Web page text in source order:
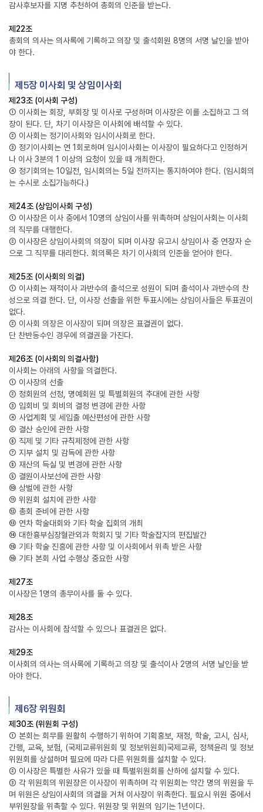
감사후보자를 지명 추천하여 총회의 인준을 받는다.
제22조
총회의 의사는 의사록에 기록하고 의장 및 출석회원 8명의 서명 날인을 받아
야 한다.
제5장 이사회 및 상임이사회
제23조 (이사회 구성)
① 이사회는 회장, 부회장 및 이사로 구성하며 이사장은 이를 소집하고 그 의
장이 된다. 단, 차기 이사장은 이사회에 배석할 수 있다.
② 이사회는 정기이사회와 임시이사회로 한다.
③ 정기이사회는 연 1회로하며 임시이사회는 이사장이 필요하다고 인정하거
나 이사 3분의 1 이상의 요청이 있을 때 개최한다.
④ 정기회의는 10일전, 임시회의는 5일 전까지는 통지하여야 한다. (임시회의
는 수시로 소집가능하다.)
제24조 (상임이사회 구성)
① 이사장은 이사 중에서 10명의 상임이사를 위촉하며 상임이사회는 이사회
의 직무를 대행한다.
② 이사장은 상임이사회의 의장이 되며 이사장 유고시 상임이사 중 연장자 순
으로 그 직무를 대리한다. 회의록은 차기 이사회의 인준을 얻어야 한다.
제25조 (이사회의 의결)
① 이사회는 재적이사 과반수의 출석으로 성원이 되며 출석이사 과반수의 찬
성으로 의결 한다. 단, 이사장 선출을 위한 투표시에는 상임이사들은 투표권이
없다.
② 이사회 의장은 이사장이 되며 의장은 표결권이 없다.
단 찬반동수인 경우에 의결권을 가진다.
제26조 (이사회의 의결사항)
이사회는 아래의 사항을 의결한다.
① 이사장의 선출
② 정회원의 선정, 명예회원 및 특별회원의 추대에 관한 사항
③ 입회비 및 회비의 결정 변경에 관한 사항
④ 사업계획 및 세입출 예산편성에 관한 사항
⑤ 결산 승인에 관한 사항
⑥ 직제 및 기타 규칙제정에 관한 사항
⑦ 지부 설치 및 감독에 관한 사항
⑧ 재산의 득실 및 변경에 관한 사항
⑨ 결원이사보선에 관한 사항
⑩ 상벌에 관한 사항
⑪ 위원회 설치에 관한 사항
⑫ 총회 준비에 관한 사항
⑬ 연차 학술대회와 기타 학술 집회의 개최
⑭ 대한흉부심장혈관외과 학회지 및 기타 학술잡지의 편집발간
⑮ 기타 학술 진흥에 관한 사항 및 이사회에서 위촉 받은 사항
⑯ 기타 본회 사업 수행상 중요한 사항
제27조
이사장은 1명의 총무이사를 둘 수 있다.
제28조
감사는 이사회에 참석할 수 있으나 표결권은 없다.
제29조
이사회의 의사는 의사록에 기록하고 의장 및 출석이사 2명의 서명 날인을 받
아야 한다.
제6장 위원회
제30조 (위원회 구성)
① 본회는 회무를 원활히 수행하기 위하여 기획홍보, 재정, 학술, 고시, 심사,
간행, 교육, 보험, (국제교류위원회 및 정보위원회)국제교류, 정책윤리 및 정보
위원회를 상설하며 필요에 따라 다른 위원회를 설치할 수 있다.
② 이사장은 특별한 사유가 있을 때 특별위원회를 산하에 설치할 수 있다.
③ 각 위원회의 위원장은 이사장이 위촉하며 각 위원회는 약간 명의 위원을 두
며 위원은 상임이사회의 의결을 거쳐 이사장이 위촉한다. 필요시 위원 중에서
부위원장을 위촉할 수 있다. 위원장 및 위원의 임기는 1년이다.